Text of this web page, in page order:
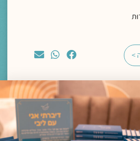
>